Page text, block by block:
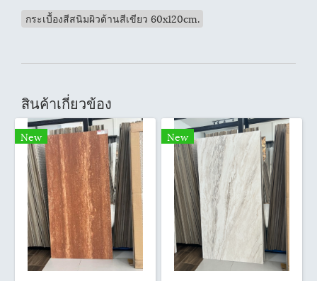
กระเบื้องสีสนิมผิวด้านสีเขียว 60x120cm.
สินค้าเกี่ยวข้อง
New New